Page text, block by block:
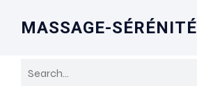
MASSAGE-SÉRÉNITÉ